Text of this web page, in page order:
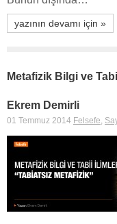
yazının devamı için »
Metafizik Bilgi ve
Ekrem Demirli
01 Temmuz 2014 Felsefe,